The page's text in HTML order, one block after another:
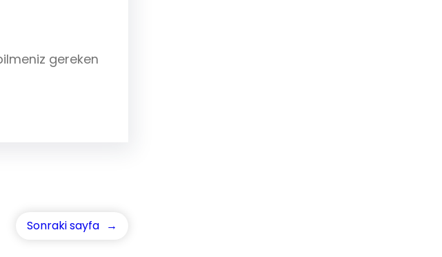
gereken
Sonraki sayfa →